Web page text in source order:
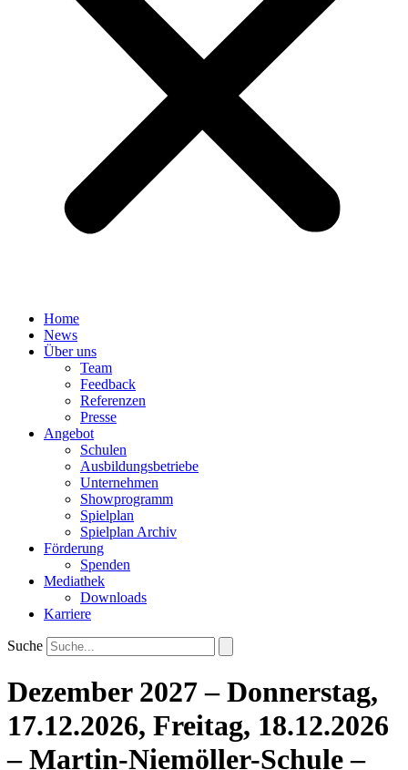
Home
News
Über uns
Team
Feedback
Referenzen
Presse
Angebot
Schulen
Ausbildungsbetriebe
Unternehmen
Showprogramm
Spielplan
Spielplan Archiv
Förderung
Spenden
Mediathek
Downloads
Karriere
Suche
Dezember 2027 – Donnerstag,
17.12.2026, Freitag, 18.12.2026
– Martin-Niemöller-Schule –